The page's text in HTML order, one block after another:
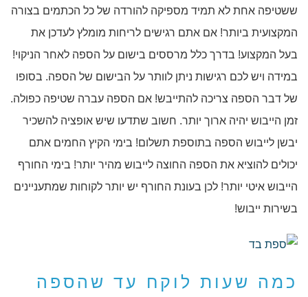
ששטיפה אחת לא תמיד מספיקה להורדה של כל הכתמים בצורה
המקצועית ביותר! אם אתם רגישים לריחות מומלץ לעדכן את
בעל המקצוע! בדרך כלל מרססים בישום על הספה לאחר הניקוי!
במידה ויש לכם רגישות ניתן לוותר על הבישום של הספה. בסופו
של דבר הספה צריכה להתייבש! אם הספה עברה שטיפה כפולה.
זמן הייבוש יהיה ארוך יותר. חשוב שתדעו שיש אופציה להשכיר
יבשן לייבוש הספה בתוספת תשלום! בימי הקיץ החמים אתם
יכולים להוציא את הספה החוצה לייבוש מהיר יותר! בימי החורף
הייבוש איטי יותר! לכן בעונת החורף יש יותר לקוחות שמתעניינים
בשירות ייבוש!
כמה שעות לוקח עד שהספה